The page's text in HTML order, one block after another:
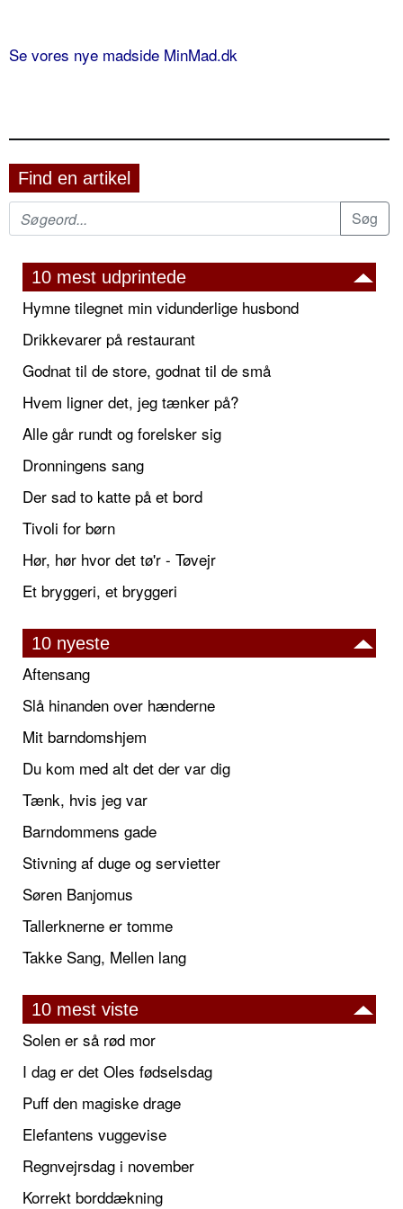
Se vores nye madside MinMad.dk
Find en artikel
10 mest udprintede
Hymne tilegnet min vidunderlige husbond
Drikkevarer på restaurant
Godnat til de store, godnat til de små
Hvem ligner det, jeg tænker på?
Alle går rundt og forelsker sig
Dronningens sang
Der sad to katte på et bord
Tivoli for børn
Hør, hør hvor det tø'r - Tøvejr
Et bryggeri, et bryggeri
10 nyeste
Aftensang
Slå hinanden over hænderne
Mit barndomshjem
Du kom med alt det der var dig
Tænk, hvis jeg var
Barndommens gade
Stivning af duge og servietter
Søren Banjomus
Tallerknerne er tomme
Takke Sang, Mellen lang
10 mest viste
Solen er så rød mor
I dag er det Oles fødselsdag
Puff den magiske drage
Elefantens vuggevise
Regnvejrsdag i november
Korrekt borddækning